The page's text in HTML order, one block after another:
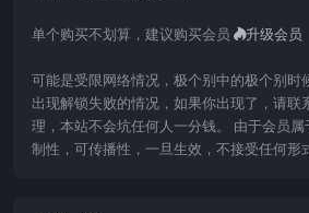
单个购买不划算，建议购买会员 升级会员
可能是受限网络情况，极个别中的极个别时
出现解锁失败的情况，如果你出现了，请联
理，本站不会坑任何人一分钱。 由于会员
制性，可传播性，一旦生效，不接受任何形